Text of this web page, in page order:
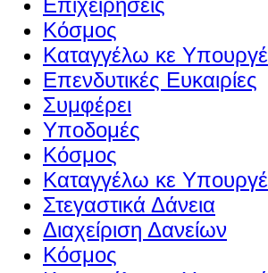
Κόσμος
Καταγγέλω κε Υπουργέ
Επενδυτικές Ευκαιρίες
Συμφέρει
Υποδομές
Κόσμος
Καταγγέλω κε Υπουργέ
Στεγαστικά Δάνεια
Διαχείριση Δανείων
Κόσμος